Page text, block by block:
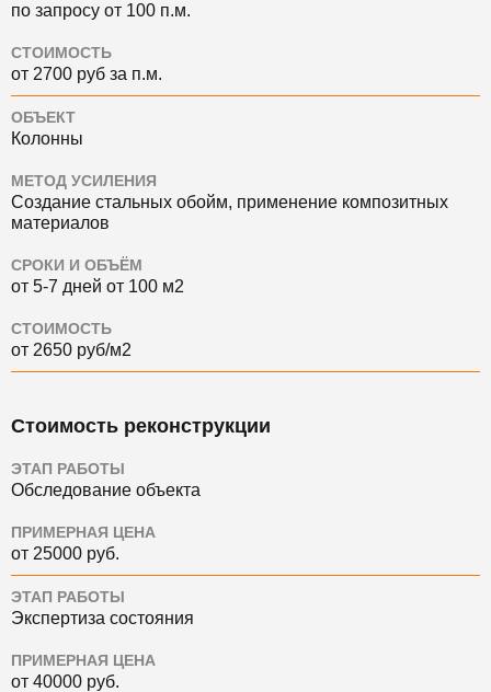
по запросу от 100 п.м.
СТОИМОСТЬ
от 2700 руб за п.м.
ОБЪЕКТ
Колонны
МЕТОД УСИЛЕНИЯ
Создание стальных обойм, применение композитных
материалов
СРОКИ И ОБЪЁМ
от 5-7 дней от 100 м2
СТОИМОСТЬ
от 2650 руб/м2
Стоимость реконструкции
ЭТАП РАБОТЫ
Обследование объекта
ПРИМЕРНАЯ ЦЕНА
от 25000 руб.
ЭТАП РАБОТЫ
Экспертиза состояния
ПРИМЕРНАЯ ЦЕНА
от 40000 руб.